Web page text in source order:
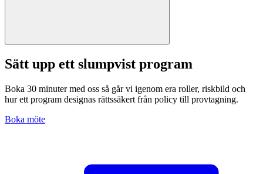
Sätt upp ett slumpvist program
Boka 30 minuter med oss så går vi igenom era roller, riskbild och
hur ett program designas rättssäkert från policy till provtagning.
Boka möte